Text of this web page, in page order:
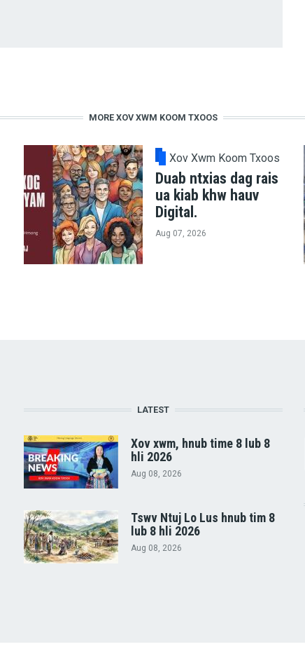
MORE XOV XWM KOOM TXOOS
Xov Xwm Koom Txoos
Duab ntxias dag rais
ua kiab khw hauv
Digital.
Aug 07, 2026
LATEST
Xov xwm, hnub time 8 lub 8
hli 2026
Aug 08, 2026
Tswv Ntuj Lo Lus hnub tim 8
lub 8 hli 2026
Aug 08, 2026